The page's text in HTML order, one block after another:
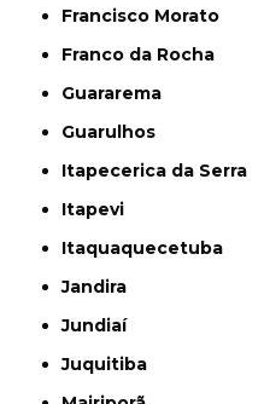
Francisco Morato
Franco da Rocha
Guararema
Guarulhos
Itapecerica da Serra
Itapevi
Itaquaquecetuba
Jandira
Jundiaí
Juquitiba